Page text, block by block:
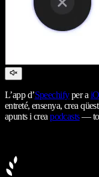
L’app d’Speechifyper a
entreté, ensenya, crea
apunts i creapodcasts—